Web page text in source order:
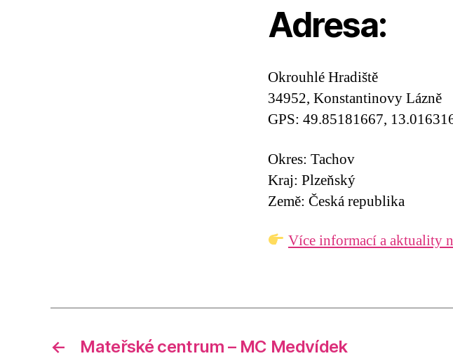
Adresa:
Okrouhlé Hradiště
34952, Konstantinovy Lázně
GPS: 49.85181667,
Okres: Tachov
Kraj: Plzeňský
Země: Česká republika
Více informací a aktuality
← Mateřské centrum – MC Medvídek